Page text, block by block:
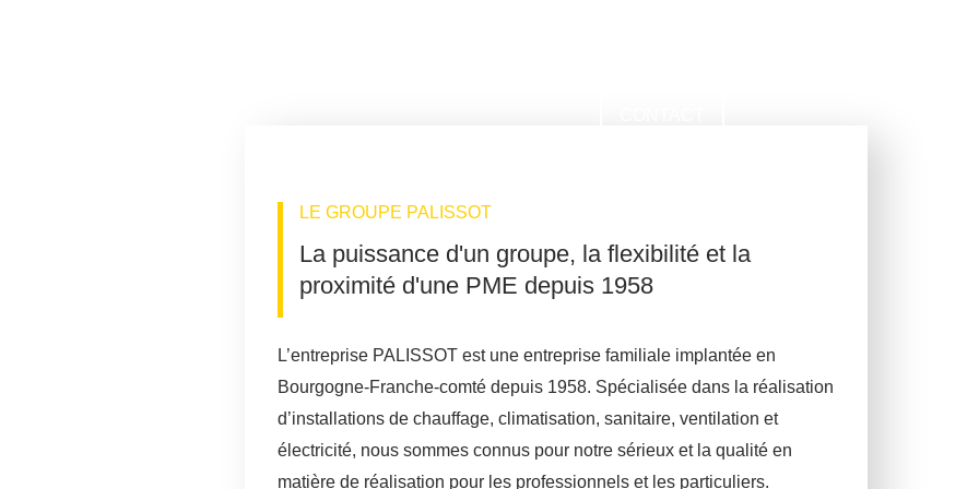
LE GROUPE PALISSOT
La puissance d'un groupe, la flexibilité et la
proximité d'une PME depuis 1958
L’entreprise PALISSOT est une entreprise familiale implantée en
Bourgogne-Franche-comté depuis 1958. Spécialisée dans la réalisation
d’installations de chauffage, climatisation, sanitaire, ventilation et
électricité, nous sommes connus pour notre sérieux et la qualité en
matière de réalisation pour les professionnels et les particuliers.